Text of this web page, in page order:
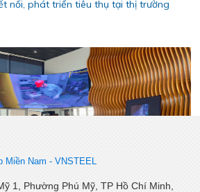
vực Đồng Tháp - Cần Thơ – Cà Mau –
Miền Nam - VNSTEEL
1, Phường Phú Mỹ, TP Hồ Chí Minh,